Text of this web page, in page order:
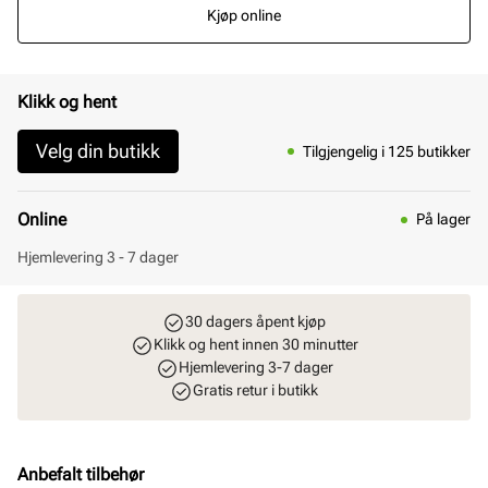
Kjøp online
Klikk og hent
Velg din butikk Tilgjengelig i 125 butikker
Online På lager
Hjemlevering 3 - 7 dager
30 dagers åpent kjøp
Klikk og hent innen 30 minutter
Hjemlevering 3-7 dager
Gratis retur i butikk
Anbefalt tilbehør